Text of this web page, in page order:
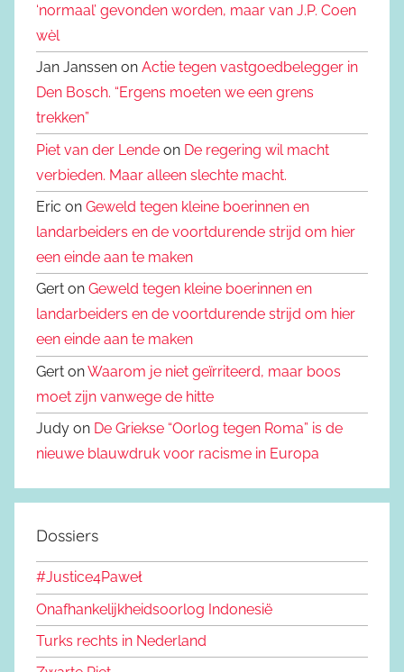
‘normaal’ gevonden worden, maar van J.P. Coen
wèl
Jan Janssen on Actie tegen vastgoedbelegger in
Den Bosch. “Ergens moeten we een grens
trekken”
Piet van der Lende on De regering wil macht
verbieden. Maar alleen slechte macht.
Eric on Geweld tegen kleine boerinnen en
landarbeiders en de voortdurende strijd om hier
een einde aan te maken
Gert on Geweld tegen kleine boerinnen en
landarbeiders en de voortdurende strijd om hier
een einde aan te maken
Gert onWaarom je niet geïrriteerd, maar boos
moet zijn vanwege de hitte
Judy on De Griekse “Oorlog tegen Roma” is de
nieuwe blauwdruk voor racisme in Europa
Dossiers
#Justice4Paweł
Onafhankelijkheidsoorlog Indonesië
Turks rechts in Nederland